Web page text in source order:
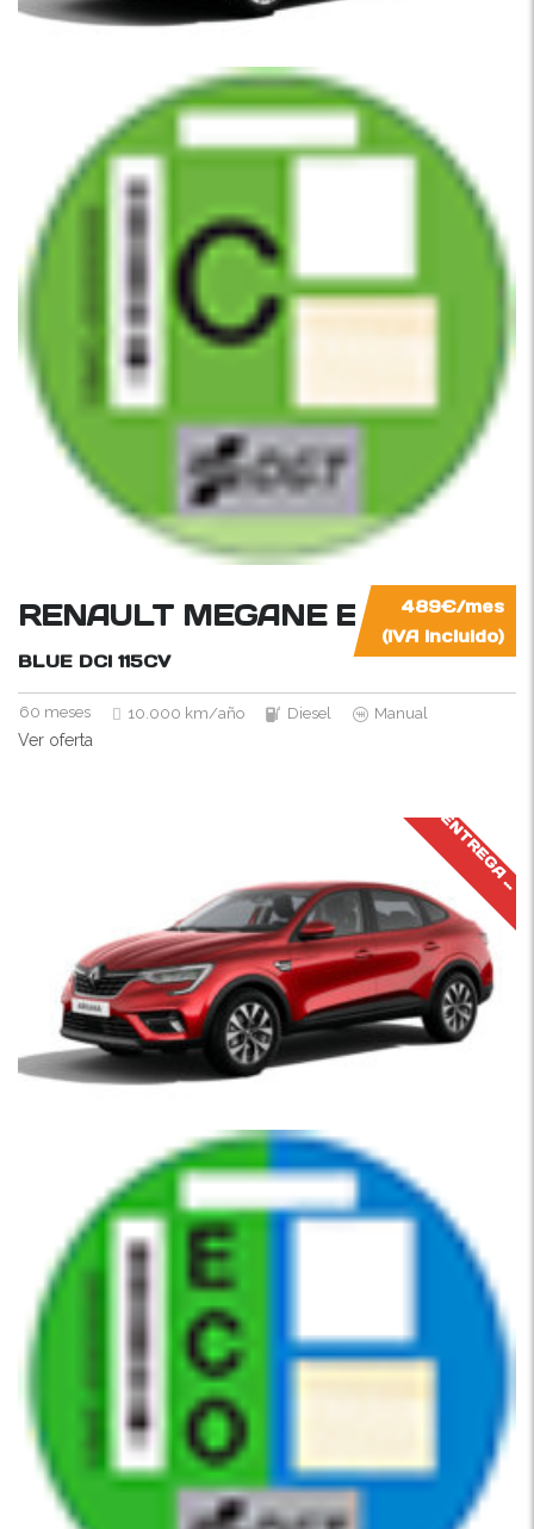
489€/mes
(IVA incluido)
RENAULT MEGANE EQUILIBRE
BLUE DCI 115CV
60 meses 10.000 km/año Diesel Manual
Ver oferta
J